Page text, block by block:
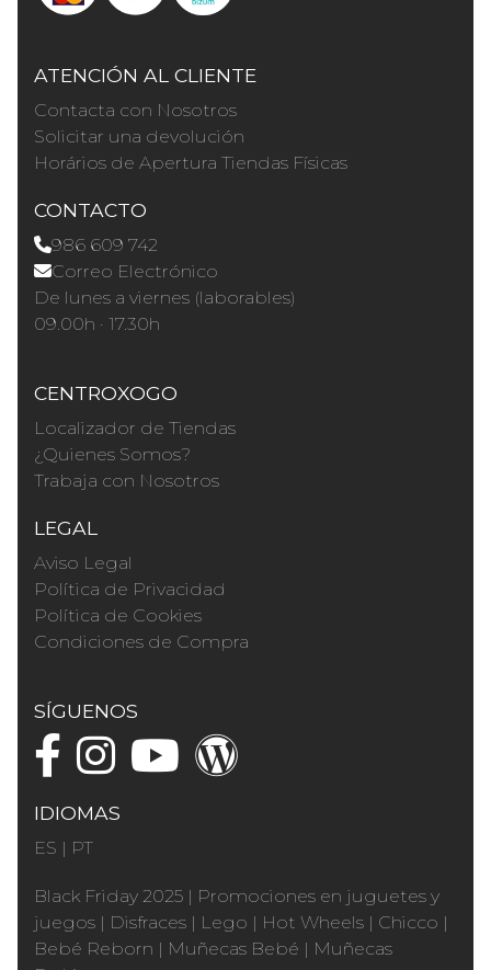
ATENCIÓN AL CLIENTE
Contacta con Nosotros
Solicitar una devolución
Horários de Apertura Tiendas Físicas
CONTACTO
986 609 742
Correo Electrónico
De lunes a viernes (laborables)
09.00h · 17.30h
CENTROXOGO
Localizador de Tiendas
¿Quienes Somos?
Trabaja con Nosotros
LEGAL
Aviso Legal
Política de Privacidad
Política de Cookies
Condiciones de Compra
SÍGUENOS
IDIOMAS
ES | PT
Black Friday 2025 | Promociones en juguetes y
juegos | Disfraces | Lego | Hot Wheels | Chicco |
Bebé Reborn | Muñecas Bebé | Muñecas